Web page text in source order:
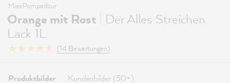
MissPompadour
Orange mit Rost
Der Alles Streichen
Lack 1L
(14 Bewertungen)
Produktbilder Kundenbilder (50+)